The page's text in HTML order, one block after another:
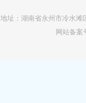
地址：湖南省永州市冷水滩
网站备案